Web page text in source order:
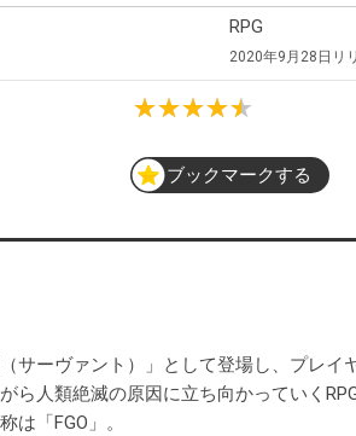
RPG
2020年9月28日 リ
ブックマークする
サーヴァント）」として登場し、プレ
ら人類絶滅の原因に立ち向かっていく
「FGO」。